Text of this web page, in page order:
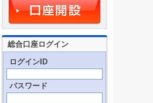
総合口座ログイン
ログインID
パスワード